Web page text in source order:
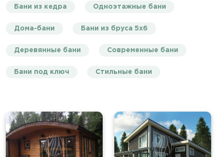
Бани из кедра Одноэтажные бани
Дома-бани Бани из бруса 5х6
Деревянные бани Современные бани
Бани под ключ Стильные бани